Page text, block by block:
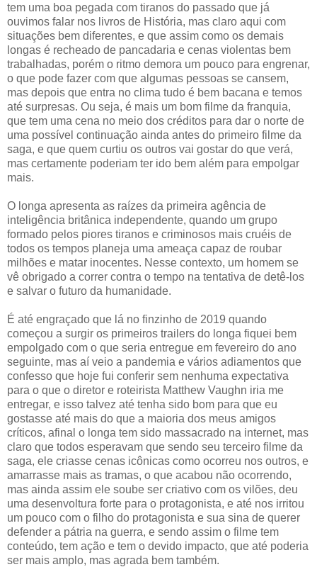
tem uma boa pegada com tiranos do passado que já
ouvimos falar nos livros de História, mas claro aqui com
situações bem diferentes, e que assim como os demais
longas é recheado de pancadaria e cenas violentas bem
trabalhadas, porém o ritmo demora um pouco para engrenar,
o que pode fazer com que algumas pessoas se cansem,
mas depois que entra no clima tudo é bem bacana e temos
até surpresas. Ou seja, é mais um bom filme da franquia,
que tem uma cena no meio dos créditos para dar o norte de
uma possível continuação ainda antes do primeiro filme da
saga, e que quem curtiu os outros vai gostar do que verá,
mas certamente poderiam ter ido bem além para empolgar
mais.
O longa apresenta as raízes da primeira agência de
inteligência britânica independente, quando um grupo
formado pelos piores tiranos e criminosos mais cruéis de
todos os tempos planeja uma ameaça capaz de roubar
milhões e matar inocentes. Nesse contexto, um homem se
vê obrigado a correr contra o tempo na tentativa de detê-los
e salvar o futuro da humanidade.
É até engraçado que lá no finzinho de 2019 quando
começou a surgir os primeiros trailers do longa fiquei bem
empolgado com o que seria entregue em fevereiro do ano
seguinte, mas aí veio a pandemia e vários adiamentos que
confesso que hoje fui conferir sem nenhuma expectativa
para o que o diretor e roteirista Matthew Vaughn iria me
entregar, e isso talvez até tenha sido bom para que eu
gostasse até mais do que a maioria dos meus amigos
críticos, afinal o longa tem sido massacrado na internet, mas
claro que todos esperavam que sendo seu terceiro filme da
saga, ele criasse cenas icônicas como ocorreu nos outros, e
amarrasse mais as tramas, o que acabou não ocorrendo,
mas ainda assim ele soube ser criativo com os vilões, deu
uma desenvoltura forte para o protagonista, e até nos irritou
um pouco com o filho do protagonista e sua sina de querer
defender a pátria na guerra, e sendo assim o filme tem
conteúdo, tem ação e tem o devido impacto, que até poderia
ser mais amplo, mas agrada bem também.